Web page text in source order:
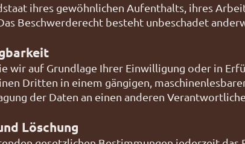
ihres gewöhnlichen Aufenthalts, ihres
Beschwerderecht besteht unbeschadet
wir auf Grundlage Ihrer Einwilligung oder in
Dritten in einem gängigen,
der Daten an einen anderen
Löschung